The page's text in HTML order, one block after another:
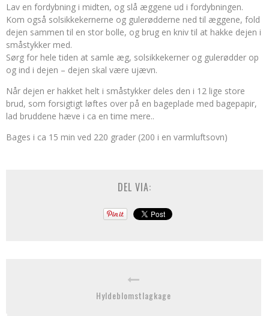
Lav en fordybning i midten, og slå æggene ud i fordybningen.
Kom også solsikkekernerne og gulerødderne ned til æggene, fold
dejen sammen til en stor bolle, og brug en kniv til at hakke dejen i
småstykker med.
Sørg for hele tiden at samle æg, solsikkekerner og gulerødder op
og ind i dejen – dejen skal være ujævn.
Når dejen er hakket helt i småstykker deles den i 12 lige store
brud, som forsigtigt løftes over på en bageplade med bagepapir,
lad bruddene hæve i ca en time mere..
Bages i ca 15 min ved 220 grader (200 i en varmluftsovn)
DEL VIA:
Hyldeblomstlagkage